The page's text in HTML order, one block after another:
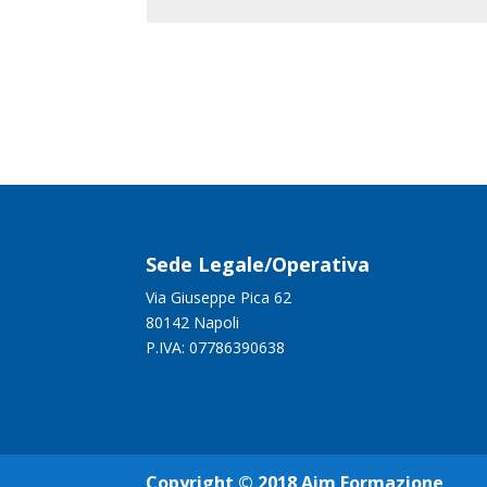
Sede Legale/Operativa
Via Giuseppe Pica 62
80142 Napoli
P.IVA: 07786390638